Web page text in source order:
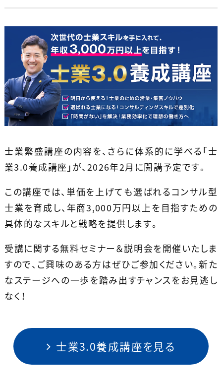
士業繁盛講座の内容を、さらに体系的に学べる「士
業3.0養成講座」が、2026年2月に開講予定です。
この講座では、単価を上げても選ばれるコンサル型
士業を育成し、年商3,000万円以上を目指すための
具体的なスキルと戦略を提供します。
受講に関する無料セミナー＆説明会を開催いたしま
すので、ご興味のある方はぜひご参加ください。新た
なステージへの一歩を踏み出すチャンスをお見逃し
なく！
士業3.0養成講座を見る